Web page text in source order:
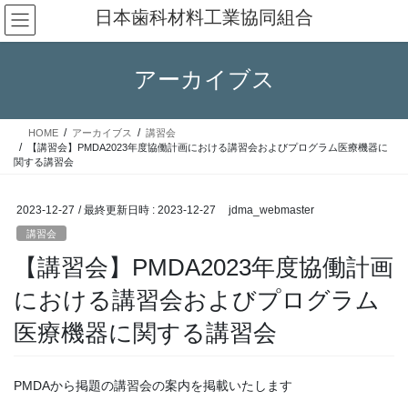
コ
ン
テ
ス
ナ
ビ
ゲ
ン
日本歯科材料工業協同組合
アーカイブス
HOME アーカイブス
講習会
【講習会】PMDA2023年度協働計画における講習会およびプログラム医療機器に
関する講習会
2023-12-27 / 最終更新日時 : 2023-12-27 jdma_webmaster
講習会
【講習会】PMDA2023年度協働計画
における講習会およびプログラム
医療機器に関する講習会
PMDAから掲題の講習会の案内を掲載いたします